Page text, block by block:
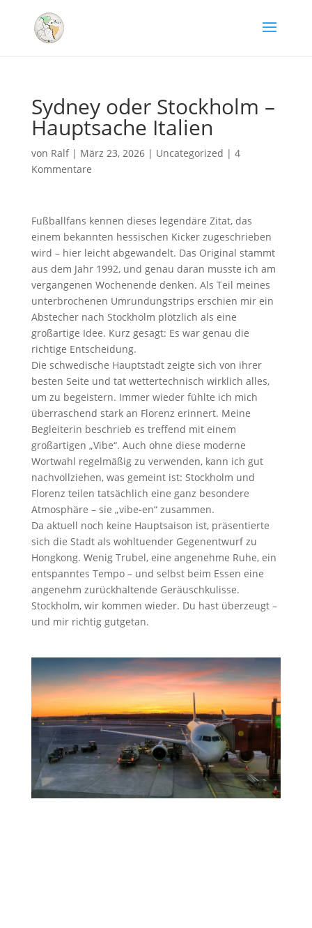
Sydney oder Stockholm –
Hauptsache Italien
von Ralf| März 23, 2026| Uncategorized | 4
Kommentare
Fußballfans kennen dieses legendäre Zitat, das
einem bekannten hessischen Kicker zugeschrieben
wird – hier leicht abgewandelt. Das Original stammt
aus dem Jahr 1992, und genau daran musste ich am
vergangenen Wochenende denken. Als Teil meines
unterbrochenen Umrundungstrips erschien mir ein
Abstecher nach Stockholm plötzlich als eine
großartige Idee. Kurz gesagt: Es war genau die
richtige Entscheidung.
Die schwedische Hauptstadt zeigte sich von ihrer
besten Seite und tat wettertechnisch wirklich alles,
um zu begeistern. Immer wieder fühlte ich mich
überraschend stark an Florenz erinnert. Meine
Begleiterin beschrieb es treffend mit einem
großartigen „Vibe“. Auch ohne diese moderne
Wortwahl regelmäßig zu verwenden, kann ich gut
nachvollziehen, was gemeint ist: Stockholm und
Florenz teilen tatsächlich eine ganz besondere
Atmosphäre – sie „vibe-en“ zusammen.
Da aktuell noch keine Hauptsaison ist, präsentierte
sich die Stadt als wohltuender Gegenentwurf zu
Hongkong. Wenig Trubel, eine angenehme Ruhe, ein
entspanntes Tempo – und selbst beim Essen eine
angenehm zurückhaltende Geräuschkulisse.
Stockholm, wir kommen wieder. Du hast überzeugt –
und mir richtig gutgetan.